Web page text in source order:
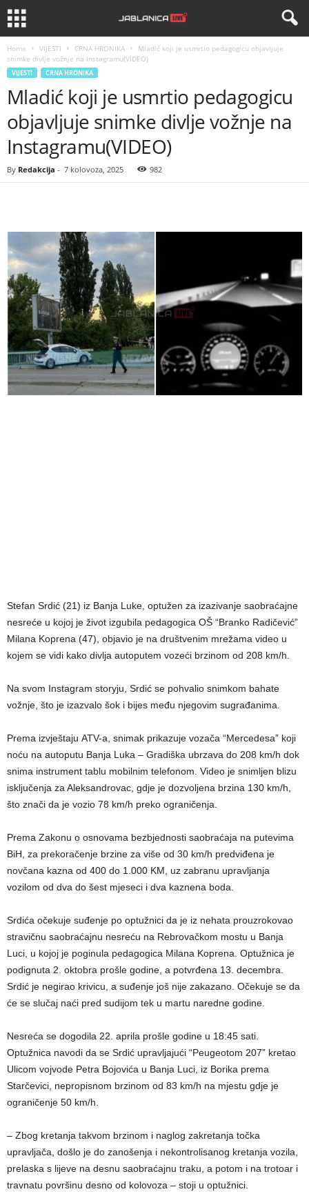
Home VIJESTI CRNA HRONIKA
Mladić koji je usmrtio pedagogicu objavljuje
snimke divlje vožnje na Instagramu(VIDEO)
VIJESTI CRNA HRONIKA
Mladić koji je usmrtio pedagogicu
objavljuje snimke divlje vožnje na
Instagramu(VIDEO)
By Redakcija - 7 kolovoza, 2025 982
Stefan Srdić (21) iz Banja Luke, optužen za izazivanje saobraćajne
nesreće u kojoj je život izgubila pedagogica OŠ “Branko Radičević”
Milana Koprena (47), objavio je na društvenim mrežama video u
kojem se vidi kako divlja autoputem vozeći brzinom od 208 km/h.
Na svom Instagram storyju, Srdić se pohvalio snimkom bahate
vožnje, što je izazvalo šok i bijes među njegovim sugrađanima.
Prema izvještaju ATV-a, snimak prikazuje vozača “Mercedesa” koji
noću na autoputu Banja Luka – Gradiška ubrzava do 208 km/h dok
snima instrument tablu mobilnim telefonom. Video je snimljen blizu
isključenja za Aleksandrovac, gdje je dozvoljena brzina 130 km/h,
što znači da je vozio 78 km/h preko ograničenja.
Prema Zakonu o osnovama bezbjednosti saobraćaja na putevima
BiH, za prekoračenje brzine za više od 30 km/h predviđena je
novčana kazna od 400 do 1.000 KM, uz zabranu upravljanja
vozilom od dva do šest mjeseci i dva kaznena boda.
Srdića očekuje suđenje po optužnici da je iz nehata prouzrokovao
stravičnu saobraćajnu nesreću na Rebrovačkom mostu u Banja
Luci, u kojoj je poginula pedagogica Milana Koprena. Optužnica je
podignuta 2. oktobra prošle godine, a potvrđena 13. decembra.
Srdić je negirao krivicu, a suđenje još nije zakazano. Očekuje se da
će se slučaj naći pred sudijom tek u martu naredne godine.
Nesreća se dogodila 22. aprila prošle godine u 18:45 sati.
Optužnica navodi da se Srdić upravljajući “Peugeotom 207” kretao
Ulicom vojvode Petra Bojovića u Banja Luci, iz Borika prema
Starčevici, nepropisnom brzinom od 83 km/h na mjestu gdje je
ograničenje 50 km/h.
– Zbog kretanja takvom brzinom i naglog zakretanja točka
upravljača, došlo je do zanošenja i nekontrolisanog kretanja vozila,
prelaska s lijeve na desnu saobraćajnu traku, a potom i na trotoar i
travnatu površinu desno od kolovoza – stoji u optužnici.